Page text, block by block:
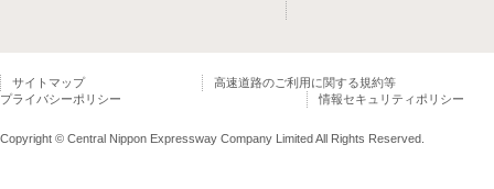
サイトマップ
高速道路のご利用に関する規約等
プライバシーポリシー
情報セキュリティポリシー
Copyright © Central Nippon Expressway Company Limited All Rights Reserved.